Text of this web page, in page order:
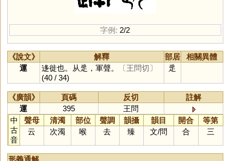
字例: 2/2
《說文》 解釋 部居
相關異體
運
迻徙也。从辵，軍聲。
〔王問切〕
(40 / 34)
辵
《廣韻》 頁碼 反切
註解
運
395
王問
中
古
音
聲母 清濁 部位 聲調 韻攝 韻目 開合
等第
云
次濁 喉 去 臻 文/問 合 三